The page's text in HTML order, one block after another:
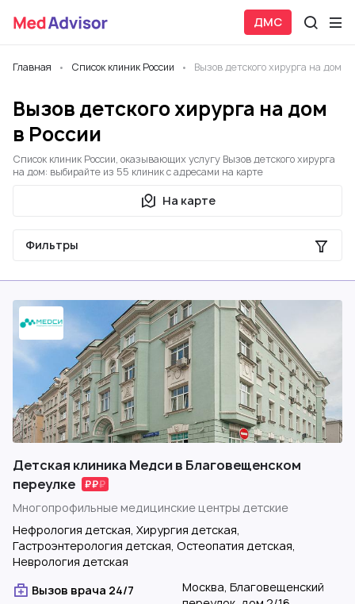
ДМС
Главная Список клиник России Вызов детского хирурга на дом
Вызов детского хирурга на дом
в России
Список клиник России, оказывающих услугу Вызов детского хирурга
на дом: выбирайте из 55 клиник с адресами на карте
На карте
Фильтры
Детская клиника Медси в Благовещенском
переулке
Многопрофильные медицинские центры детские
Нефрология детская, Хирургия детская,
Гастроэнтерология детская, Остеопатия детская,
Неврология детская
Вызов врача 24/7
Москва, Благовещенский